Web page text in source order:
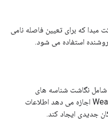
شرکت مبدا که برای تعیین فاصله نامی
استفاده می شود.
نگاشت شناسه های
فروشنده به فروشندگان است و به Weave اجازه می دهد اطلاعات
جدیدی ایجاد کند.